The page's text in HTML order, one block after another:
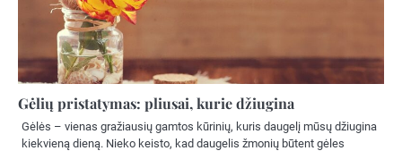
Gėlių pristatymas: pliusai, kurie džiugina
Gėlės – vienas gražiausių gamtos kūrinių, kuris daugelį mūsų džiugina
kiekvieną dieną. Nieko keisto, kad daugelis žmonių būtent gėles